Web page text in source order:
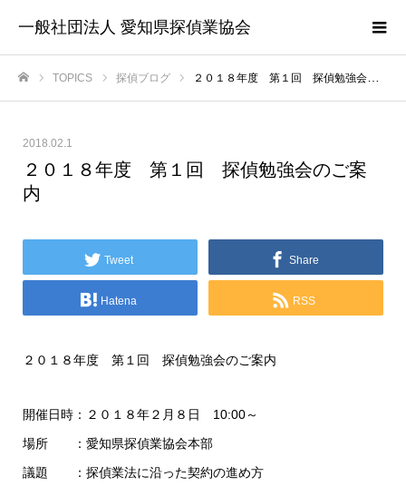
一般社団法人 愛知県探偵業協会
TOPICS 探偵ブログ ２０１８年度 第１回 探偵勉強会のご案内
2018.02.1
２０１８年度 第１回 探偵勉強会のご案
内
Tweet Share
Hatena RSS
２０１８年度 第１回 探偵勉強会のご案内
開催日時：２０１８年２月８日 10:00～
場所 ：愛知県探偵業協会本部
議題 ：探偵業法に沿った契約の進め方